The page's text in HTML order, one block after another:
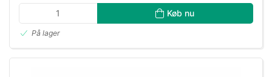
Køb nu
På lager